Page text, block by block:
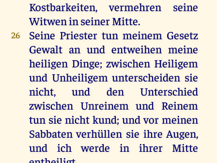
Kostbarkeiten, vermehren seine
WitweninseinerMitte.
26 Seine Priester tun meinem Gesetz
Gewalt an und entweihen meine
heiligen Dinge;zwischen Heiligem
und Unheiligem unterscheiden sie
nicht,und den
Unterschied
zwischen Unreinem und Reinem
tun sie nicht kund;und vor meinen
Sabbaten verhüllen sie ihre Augen,
und
ich werde in ihrer
Mitte